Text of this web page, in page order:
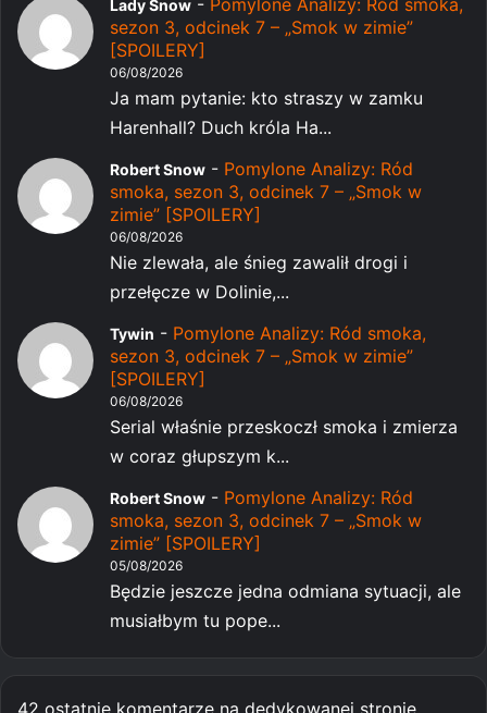
Lady Snow
sezon 3, odcinek 7 – „Smok w zimie”
[SPOILERY]
06/08/2026
Ja mam pytanie: kto straszy w zamku
Harenhall? Duch króla Ha...
Robert Snow - Pomylone Analizy: Ród
smoka, sezon 3, odcinek 7 – „Smok w
zimie” [SPOILERY]
06/08/2026
Nie zlewała, ale śnieg zawalił drogi i
przełęcze w Dolinie,...
Tywin - Pomylone Analizy: Ród smoka,
sezon 3, odcinek 7 – „Smok w zimie”
[SPOILERY]
06/08/2026
Serial właśnie przeskoczł smoka i zmierza
w coraz głupszym k...
Robert Snow - Pomylone Analizy: Ród
smoka, sezon 3, odcinek 7 – „Smok w
zimie” [SPOILERY]
05/08/2026
Będzie jeszcze jedna odmiana sytuacji, ale
musiałbym tu pope...
42 ostatnie komentarze na dedykowanej stronie.